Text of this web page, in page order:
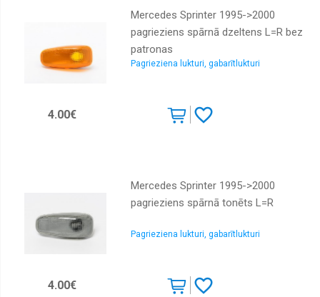
Mercedes Sprinter 1995->2000
pagrieziens spārnā dzeltens L=R bez
patronas
Pagrieziena lukturi, gabarītlukturi
4.00€
Mercedes Sprinter 1995->2000
pagrieziens spārnā tonēts L=R
Pagrieziena lukturi, gabarītlukturi
4.00€